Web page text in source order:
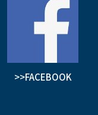
>>FACEBOOK